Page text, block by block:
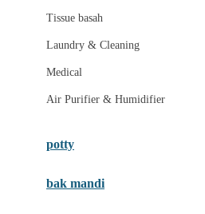
Maxi Cosi
Megabloks
Micro
MiDeer
Moby
Tissue basah
Laundry & Cleaning
Medical
Air Purifier & Humidifier
potty
bak mandi